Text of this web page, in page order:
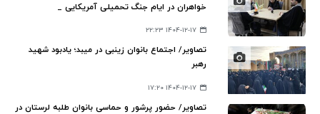
خواهران در ایام جنگ تحمیلی آمریکایی _
۱۴۰۴-۱۲-۱۷ ۲۲:۲۳
تصاویر/ اجتماع بانوان زینبی در میبد؛ یادبود شهید
رهبر
۱۴۰۴-۱۲-۱۷ ۱۷:۲۰
تصاویر/ حضور پرشور و حماسی بانوان طلبه لرستان در